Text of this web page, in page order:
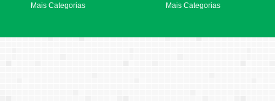
Mais Categorias
Mais Categorias